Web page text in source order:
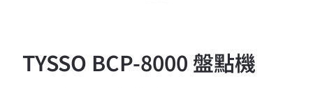
TYSSO BCP-8000 盤點機